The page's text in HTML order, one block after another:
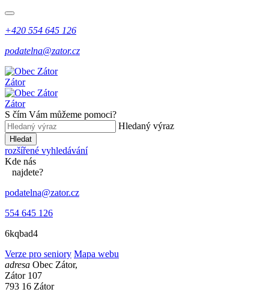
+420 554 645 126
podatelna@zator.cz
Zátor
Zátor
S čím Vám můžeme pomoci?
Hledaný výraz
Hledat
rozšířené vyhledávání
Kde nás
najdete?
podatelna@zator.cz
554 645 126
6kqbad4
Verze pro seniory Mapa webu
adresa Obec Zátor,
Zátor 107
793 16 Zátor